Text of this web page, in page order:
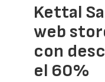
Kettal
web
con
el 60%